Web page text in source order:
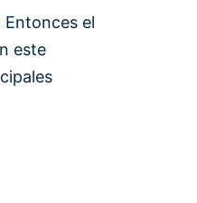
el
este